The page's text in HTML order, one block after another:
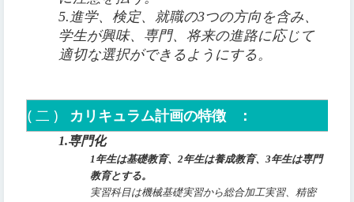
5.進学、検定、就職の3つの方向を含み、
学生が興味、専門、将来の進路に応じて
適切な選択ができるようにする。
( 二 ) カリキュラム計画の特徴 ：
1.専門化
1年生は基礎教育、2年生は養成教育、3年生は専門
教育とする。
実習科目は機械基礎実習から総合加工実習、精密